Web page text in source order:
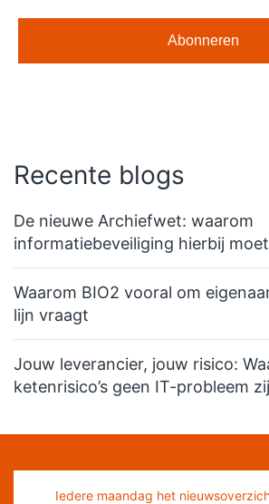
Recente blogs
De nieuwe Archiefwet: waarom
informatiebeveiliging hierbij
Waarom BIO2 vooral om
lijn vraagt
Jouw leverancier, jouw risico:
ketenrisico’s geen IT-probleem
Iedere maandag het